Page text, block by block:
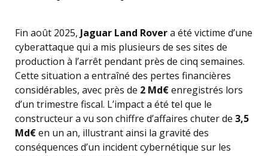
Fin août 2025, Jaguar Land Rovera été victime d’une
cyberattaque qui a mis plusieurs de ses sites de
production à l’arrêt pendant près de cinq semaines.
Cette situation a entraîné des pertes financières
considérables, avec près de 2 Md€enregistrés lors
d’un trimestre fiscal. L’impact a été tel que le
constructeur a vu son chiffre d’affaires chuter de 3,5
Md€en un an, illustrant ainsi la gravité des
conséquences d’un incident cybernétique sur les